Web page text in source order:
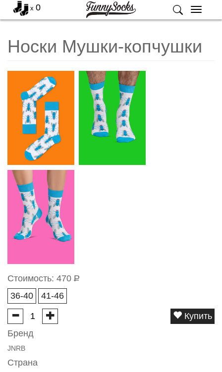
Меню
x 0
Носки Мушки-копчушки
Стоимость: 470 Р
36-40
41-46
Купить
Бренд
JNRB
Страна